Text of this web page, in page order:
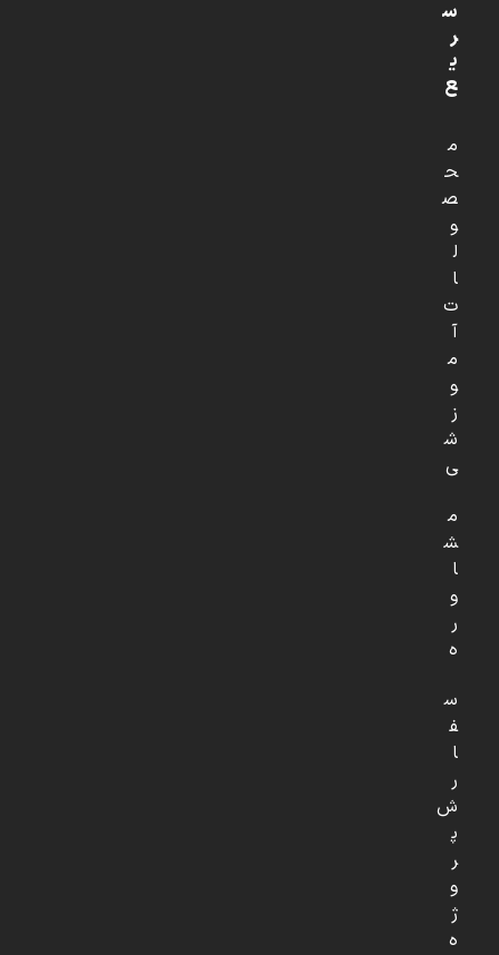
س
ر
ی
ع
م
ح
ص
و
ل
ا
ت
آ
م
و
ز
ش
ی
م
ش
ا
و
ر
ه
س
ف
ا
ر
ش
پ
ر
و
ژ
ه